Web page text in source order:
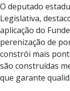
O deputado
Legislativa,
aplicação do
perenização de
constrói mais
são construídas
que garante